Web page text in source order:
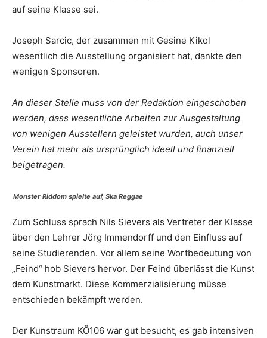
auf seine Klasse sei.
Joseph Sarcic, der zusammen mit Gesine Kikol
wesentlich die Ausstellung organisiert hat, dankte den
wenigen Sponsoren.
An dieser Stelle muss von der Redaktion eingeschoben
werden, dass wesentliche Arbeiten zur Ausgestaltung
von wenigen Ausstellern geleistet wurden, auch unser
Verein hat mehr als ursprünglich ideell und finanziell
beigetragen.
Monster Riddom spielte auf, Ska Reggae
Zum Schluss sprach Nils Sievers als Vertreter der Klasse
über den Lehrer Jörg Immendorff und den Einfluss auf
seine Studierenden. Vor allem seine Wortbedeutung von
„Feind“ hob Sievers hervor. Der Feind überlässt die Kunst
dem Kunstmarkt. Diese Kommerzialisierung müsse
entschieden bekämpft werden.
Der Kunstraum KÖ106 war gut besucht, es gab intensiven